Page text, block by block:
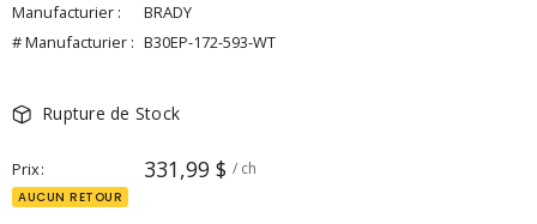
Manufacturier :
BRADY
# Manufacturier : B30EP-172-593-WT
Rupture de Stock
Prix 331,99 $ / ch
AUCUN RETOUR